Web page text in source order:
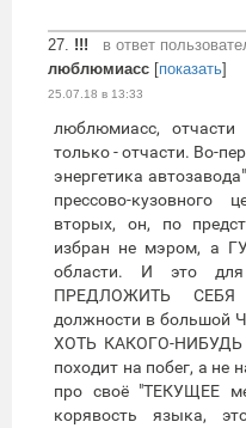
27. !!!
в ответ
люблюмиасс [показать]
25.07.18 в 13:33
люблюмиасс,
только - отчасти. Во-
энергетика
прессово-
вторых, он, по
избран не мэром, а
области. И это
ПРЕДЛОЖИТЬ СЕБЯ
должности в большой
ХОТЬ КАКОГО-НИБУДЬ
походит на побег, а не
про своё "ТЕКУЩЕЕ
корявость языка,